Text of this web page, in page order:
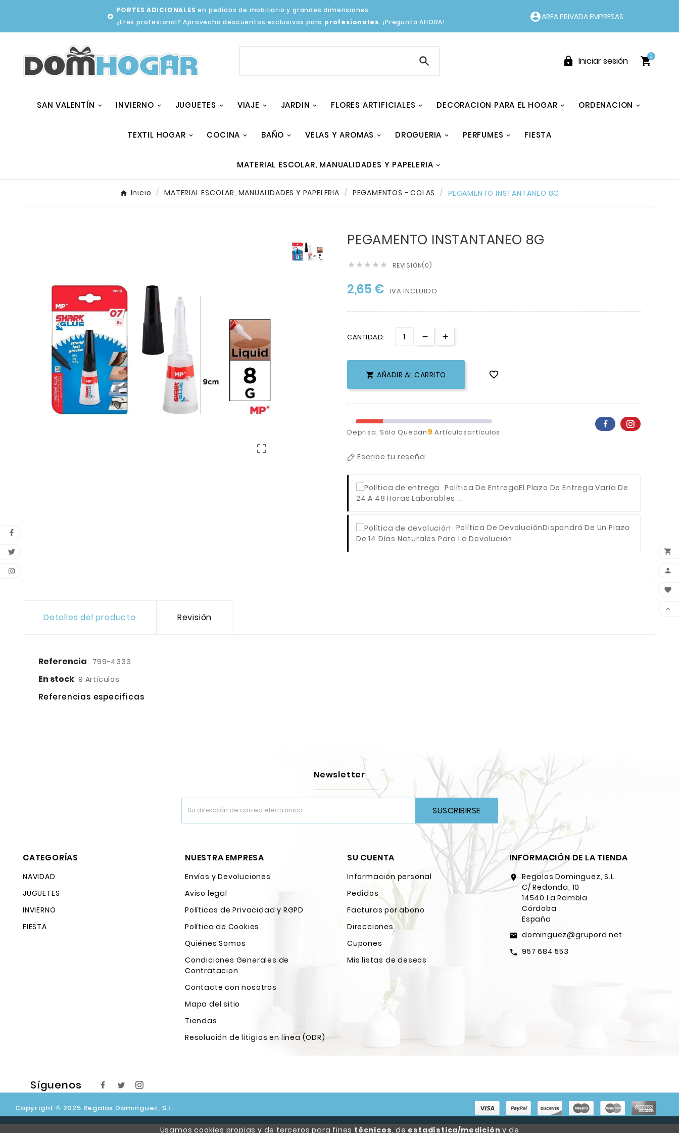
Usamos cookies propias y de terceros para fines técnicos, de estadística/medición y de

PORTES ADICIONALES en pedidos de mobiliario y grandes dimensiones
¿Eres profesional? Aprovecha descuentos exclusivos para profesionales. ¡Pregunta AHORA! account_circleAREA PRIVADA EMPRESAS
  Iniciar sesión 
0
SAN VALENTÍN INVIERNO JUGUETES VIAJE JARDIN FLORES ARTIFICIALES DECORACION PARA EL HOGAR ORDENACION
TEXTIL HOGAR COCINA BAÑO VELAS Y AROMAS DROGUERIA PERFUMES FIESTA
MATERIAL ESCOLAR, MANUALIDADES Y PAPELERIA
Inicio MATERIAL ESCOLAR, MANUALIDADES Y PAPELERIA PEGAMENTOS - COLAS PEGAMENTO INSTANTANEO 8G

PEGAMENTO INSTANTANEO 8G
     REVISIÓN(0)
2,65 € IVA INCLUIDO
CANTIDAD:
 AÑADIR AL CARRITO 
Deprisa, Sólo Quedan9 Artículosartículos
Escribe tu reseña
Política De EntregaEl Plazo De Entrega Varía De
24 A 48 Horas Laborables ...
Política De DevoluciónDispondrá De Un Plazo
De 14 Días Naturales Para La Devolución ...
Detalles del producto Revisión
Referencia 799-4333
En stock 9 Artículos
Referencias especificas
Newsletter
SUSCRIBIRSE
CATEGORÍAS
NAVIDAD
JUGUETES
INVIERNO
FIESTA
NUESTRA EMPRESA
Envíos y Devoluciones
Aviso legal
Políticas de Privacidad y RGPD
Política de Cookies
Quiénes Somos
Condiciones Generales de
Contratacion
Contacte con nosotros
Mapa del sitio
Tiendas
Resolución de litigios en línea (ODR)
SU CUENTA
Información personal
Pedidos
Facturas por abono
Direcciones
Cupones
Mis listas de deseos
INFORMACIÓN DE LA TIENDA
location_on Regalos Dominguez, S.L.
C/ Redonda, 10
14540 La Rambla
Córdoba
España
email dominguez@grupord.net
call 957 684 553




Síguenos
Copyright © 2025 Regalos Dominguez, S.L.